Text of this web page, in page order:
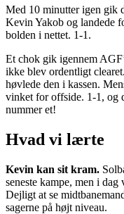
Med 10 minutter igen gik
Kevin Yakob og landede
bolden i nettet. 1-1.
Et chok gik igennem
ikke blev ordentligt
høvlede den i kassen.
vinket for offside. 1-1, og
nummer et!
Hvad vi lærte
Kevin kan sit kram.
seneste kampe, men i
Dejligt at se
sagerne på højt niveau.